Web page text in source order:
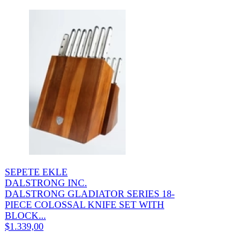
SEPETE EKLE
DALSTRONG INC.
DALSTRONG GLADIATOR SERIES 18-
PIECE COLOSSAL KNIFE SET WITH
BLOCK...
$1.339,00